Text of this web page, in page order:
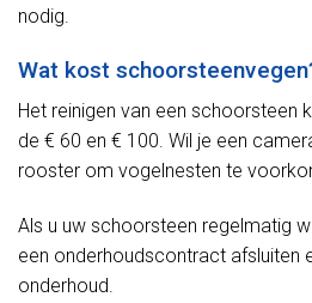
nodig.
Wat kost
Het reinigen van een schoorsteen
de € 60 en € 100. Wil je een
rooster om vogelnesten te
Als u uw schoorsteen regelmatig
een onderhoudscontract afsluiten
onderhoud.